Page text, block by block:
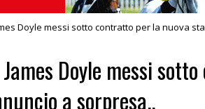
Doyle messi sotto contratto per la nuova
Doyle messi
a sorpresa..